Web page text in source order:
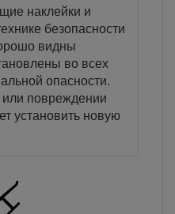
наклейки и
безопасности
видны
во всех
опасности.
или повреждении
установить новую